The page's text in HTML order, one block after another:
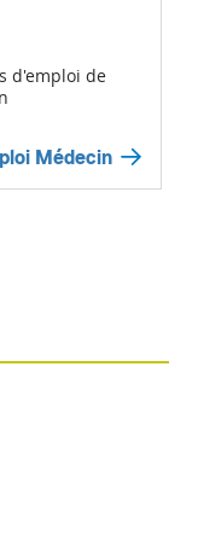
d'emploi de
Médecin